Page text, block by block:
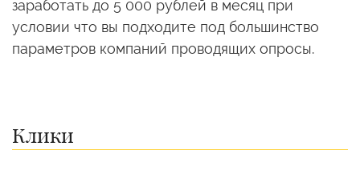
заработать до 5 000 рублей в месяц при
условии что вы подходите под большинство
параметров компаний проводящих опросы.
Клики